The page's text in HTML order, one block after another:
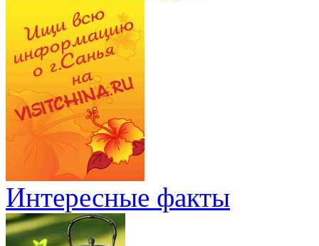
Интересные факты